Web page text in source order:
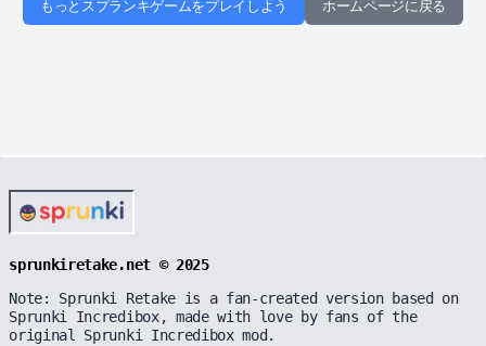
もっとスプランキゲームをプレイしよう ホームページに戻る
sprunkiretake.net © 2025
Note: Sprunki Retake is a fan-created version based on
Sprunki Incredibox, made with love by fans of the
original Sprunki Incredibox mod.